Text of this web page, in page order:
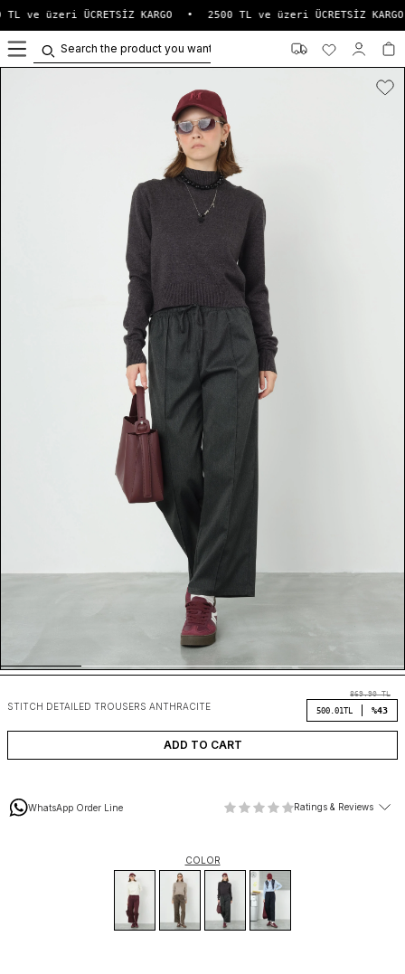
ve üzeri ÜCRETSİZ KARGO • 2500 TL ve üzeri ÜCRETSİZ KARGO
STITCH DETAILED TROUSERS ANTHRACITE
869.90TL
500.01 TL %43
ADD TO CART
WhatsApp Order Line Ratings & Reviews
COLOR